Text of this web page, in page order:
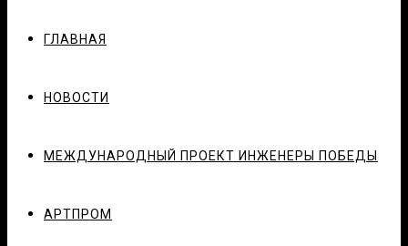
ГЛАВНАЯ
НОВОСТИ
МЕЖДУНАРОДНЫЙ ПРОЕКТ ИНЖЕНЕРЫ ПОБЕДЫ
АРТПРОМ